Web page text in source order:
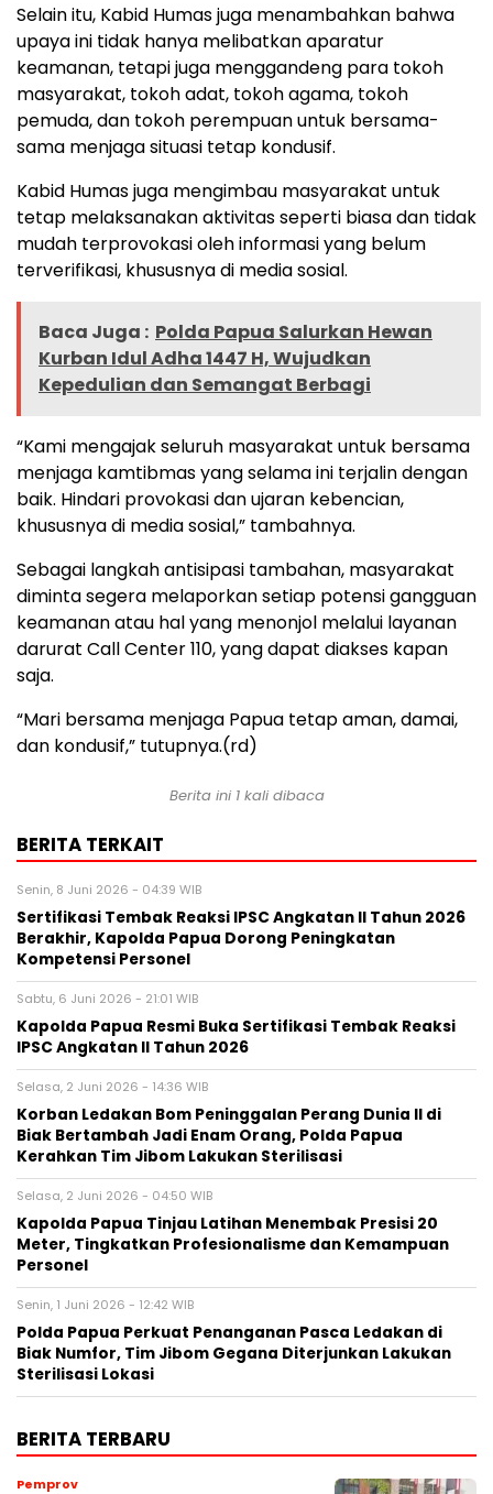
Selain itu, Kabid Humas juga menambahkan bahwa
upaya ini tidak hanya melibatkan aparatur
keamanan, tetapi juga menggandeng para tokoh
masyarakat, tokoh adat, tokoh agama, tokoh
pemuda, dan tokoh perempuan untuk bersama-
sama menjaga situasi tetap kondusif.
Kabid Humas juga mengimbau masyarakat untuk
tetap melaksanakan aktivitas seperti biasa dan tidak
mudah terprovokasi oleh informasi yang belum
terverifikasi, khususnya di media sosial.
Baca Juga : Polda Papua Salurkan Hewan
Kurban Idul Adha 1447 H, Wujudkan
Kepedulian dan Semangat Berbagi
“Kami mengajak seluruh masyarakat untuk bersama
menjaga kamtibmas yang selama ini terjalin dengan
baik. Hindari provokasi dan ujaran kebencian,
khususnya di media sosial,” tambahnya.
Sebagai langkah antisipasi tambahan, masyarakat
diminta segera melaporkan setiap potensi gangguan
keamanan atau hal yang menonjol melalui layanan
darurat Call Center 110, yang dapat diakses kapan
saja.
“Mari bersama menjaga Papua tetap aman, damai,
dan kondusif,” tutupnya.(rd)
Berita ini 1 kali dibaca
BERITA TERKAIT
Senin, 8 Juni 2026 - 04:39 WIB
Sertifikasi Tembak Reaksi IPSC Angkatan II Tahun 2026
Berakhir, Kapolda Papua Dorong Peningkatan
Kompetensi Personel
Sabtu, 6 Juni 2026 - 21:01 WIB
Kapolda Papua Resmi Buka Sertifikasi Tembak Reaksi
IPSC Angkatan II Tahun 2026
Selasa, 2 Juni 2026 - 14:36 WIB
Korban Ledakan Bom Peninggalan Perang Dunia II di
Biak Bertambah Jadi Enam Orang, Polda Papua
Kerahkan Tim Jibom Lakukan Sterilisasi
Selasa, 2 Juni 2026 - 04:50 WIB
Kapolda Papua Tinjau Latihan Menembak Presisi 20
Meter, Tingkatkan Profesionalisme dan Kemampuan
Personel
Senin, 1 Juni 2026 - 12:42 WIB
Polda Papua Perkuat Penanganan Pasca Ledakan di
Biak Numfor, Tim Jibom Gegana Diterjunkan Lakukan
Sterilisasi Lokasi
BERITA TERBARU
Pemprov